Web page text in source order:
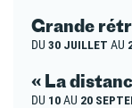
Grande
DU 30 JUILLET AU
« La
DU 10AU 20